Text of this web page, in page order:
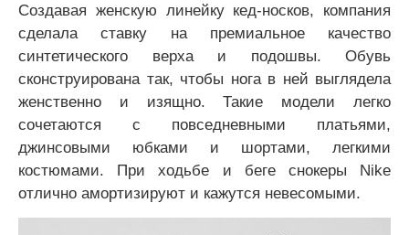
Создавая женскую линейку кед-носков, компания
сделала ставку на премиальное качество
синтетического верха и подошвы. Обувь
сконструирована так, чтобы нога в ней выглядела
женственно и изящно. Такие модели легко
сочетаются с повседневными платьями,
джинсовыми юбками и шортами, легкими
костюмами. При ходьбе и беге снокеры Nike
отлично амортизируют и кажутся невесомыми.